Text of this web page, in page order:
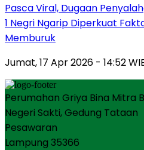
Pasca Viral, Dugaan
1 Negri Ngarip Diperkuat
Memburuk
Jumat, 17 Apr 2026 - 14:52
Perumahan Griya Bina Mitra
Negeri Sakti, Gedung Tataan
Pesawaran
Lampung 35366